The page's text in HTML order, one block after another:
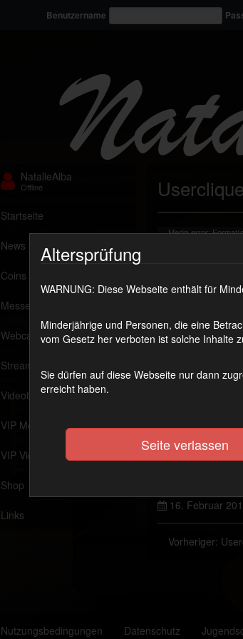
Benutzername
NatalieAlba
Offline
Startseite
News
Coins aufladen
Messenger
Webcam Offline
Streaming (VoD)
Videothek
VIP Member werden
VIP Videothek
Shop
Links
Video-
Media error:
16. Februar
Vorheriger:
Nutzungsbedingungen Datenschutz
Altersprüfung
WARNUNG: Diese Webseite enthält für
Minderjährige und Personen, die eine
vom Gesetz her verboten ist solche Inhalte
Sie dürfen auf diese Webseite nur dann
erreicht haben.
Seite verlassen